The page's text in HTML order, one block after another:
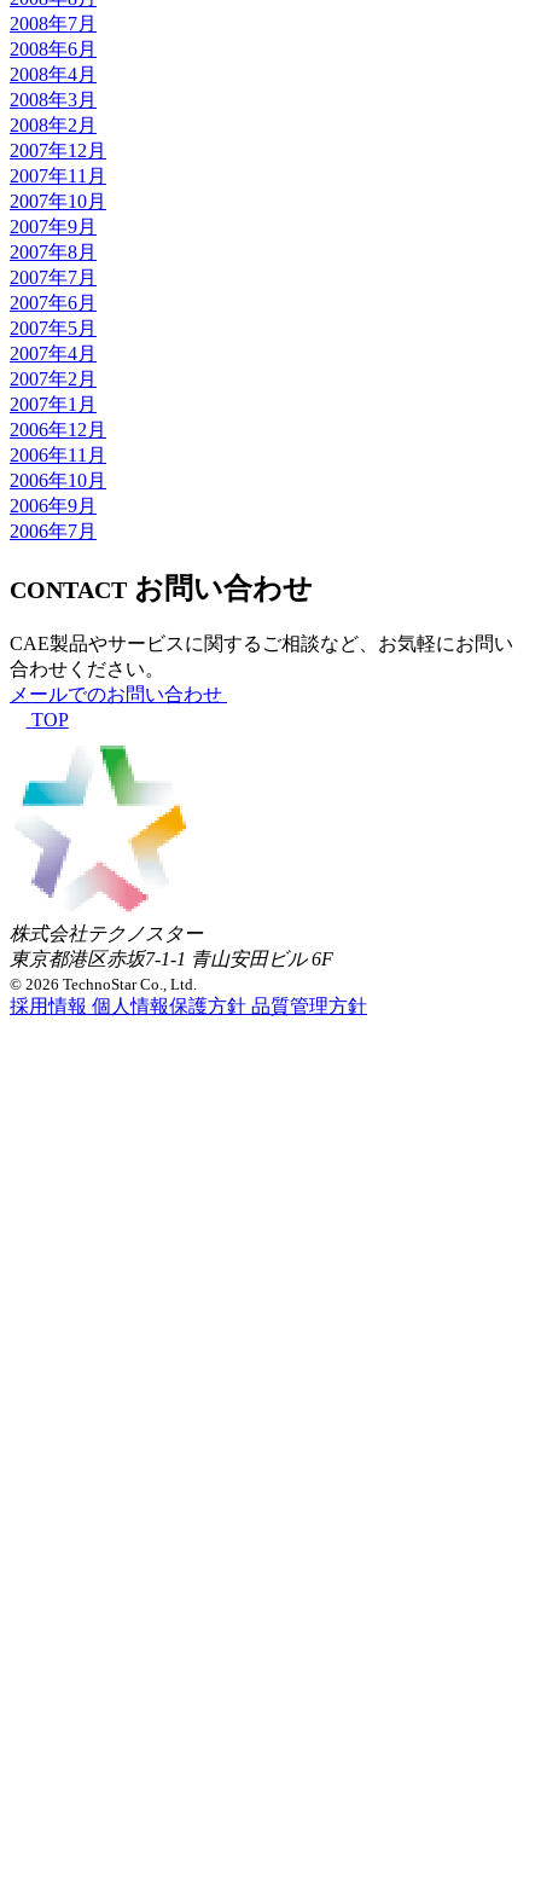
2008年7月
2008年6月
2008年4月
2008年3月
2008年2月
2007年12月
2007年11月
2007年10月
2007年9月
2007年8月
2007年7月
2007年6月
2007年5月
2007年4月
2007年2月
2007年1月
2006年12月
2006年11月
2006年10月
2006年9月
2006年7月
CONTACT お問い合わせ
CAE製品やサービスに関するご相談など、お気軽にお問い
合わせください。
メールでのお問い合わせ
TOP
株式会社テクノスター
東京都港区赤坂7-1-1 青山安田ビル 6F
© 2026 TechnoStar Co., Ltd.
採用情報 個人情報保護方針 品質管理方針